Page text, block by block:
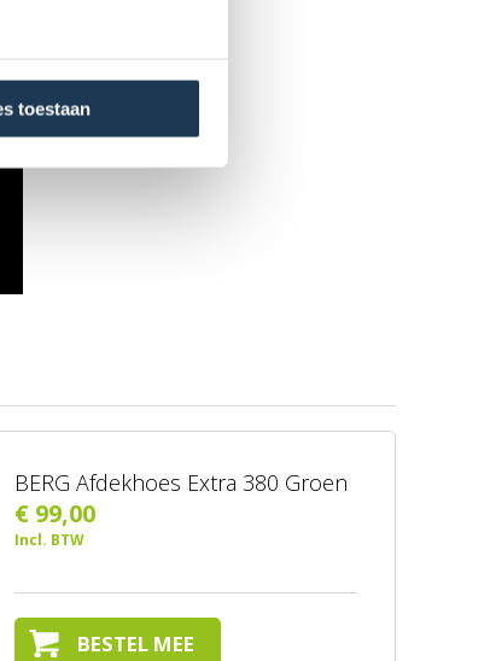
toestaan
BERG Afdekhoes Extra 380 Groen
€ 99,00
Incl. BTW
BESTEL MEE